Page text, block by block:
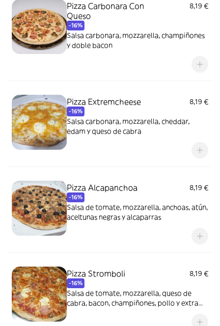
Pizza Carbonara Con
Queso
-16%
8,19 €
Salsa carbonara, mozzarella, champiñones
y doble bacon
Pizza Extremcheese
-16%
8,19 €
Salsa carbonara, mozzarella, cheddar,
edam y queso de cabra
Pizza Alcapanchoa
-16%
8,19 €
Salsa de tomate, mozzarella, anchoas, atún,
aceltunas negras y alcaparras
Pizza Stromboli
-16%
8,19 €
Salsa de tomate, mozzarella, queso de
cabra, bacon, champiñones, pollo y extra